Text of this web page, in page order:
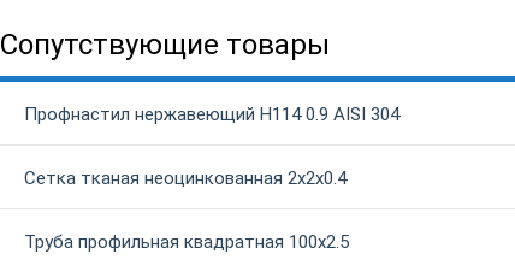
Сопутствующие товары
Профнастил нержавеющий Н114 0.9 AISI 304
Сетка тканая неоцинкованная 2х2х0.4
Труба профильная квадратная 100х2.5